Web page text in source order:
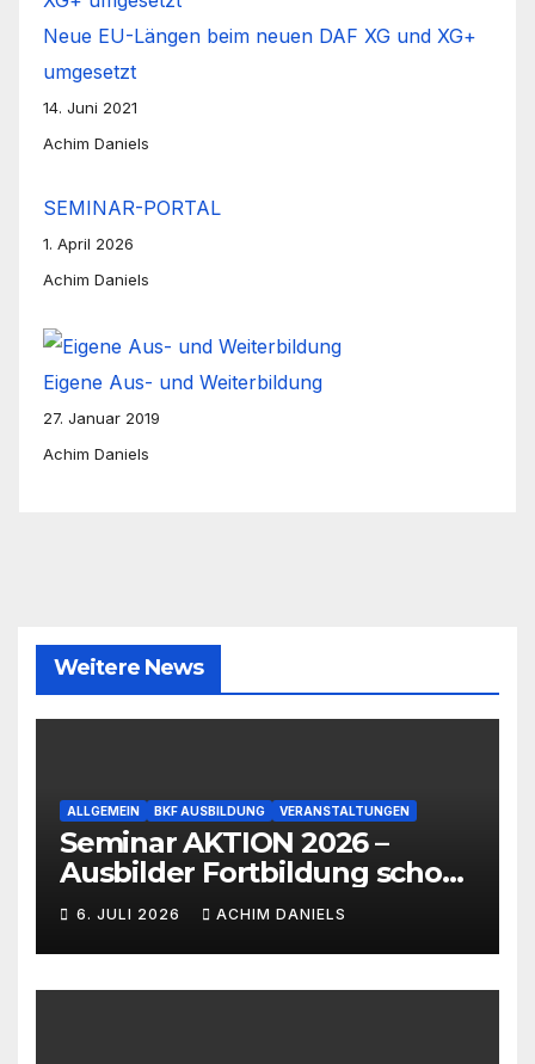
Neue EU-Längen beim neuen DAF XG und XG+
umgesetzt
14. Juni 2021
Achim Daniels
SEMINAR-PORTAL
1. April 2026
Achim Daniels
Eigene Aus- und Weiterbildung
27. Januar 2019
Achim Daniels
Weitere News
ALLGEMEIN BKF AUSBILDUNG VERANSTALTUNGEN
Seminar AKTION 2026 –
Ausbilder Fortbildung schon
ab 399€!!!
6. JULI 2026 ACHIM DANIELS